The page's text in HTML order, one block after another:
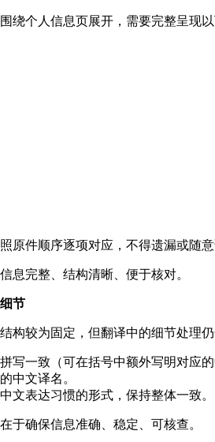
绕个人信息页展开，需要完整呈现以
原件顺序逐项对应，不得遗漏或随意
息完整、结构清晰、便于核对。
节
构较为固定，但翻译中的细节处理仍
写一致（可在括号中额外写明对应
中文译名。
文表达习惯的形式，保持整体一致。
于确保信息准确、稳定、可核查。